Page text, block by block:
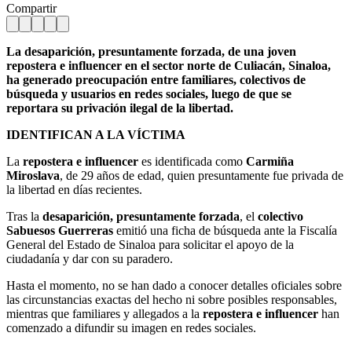
Compartir
La desaparición, presuntamente forzada, de una joven
repostera e influencer en el sector norte de Culiacán, Sinaloa,
ha generado preocupación entre familiares, colectivos de
búsqueda y usuarios en redes sociales, luego de que se
reportara su privación ilegal de la libertad.
IDENTIFICAN A LA VÍCTIMA
La repostera e influencer es identificada como Carmiña
Miroslava, de 29 años de edad, quien presuntamente fue privada de
la libertad en días recientes.
Tras la desaparición, presuntamente forzada, el colectivo
Sabuesos Guerreras emitió una ficha de búsqueda ante la Fiscalía
General del Estado de Sinaloa para solicitar el apoyo de la
ciudadanía y dar con su paradero.
Hasta el momento, no se han dado a conocer detalles oficiales sobre
las circunstancias exactas del hecho ni sobre posibles responsables,
mientras que familiares y allegados a la repostera e influencer han
comenzado a difundir su imagen en redes sociales.